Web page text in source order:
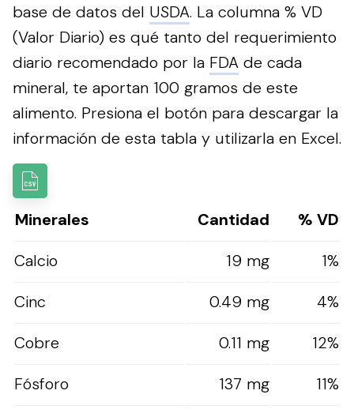
base de datos del USDA. La columna % VD
(Valor Diario) es qué tanto del requerimiento
diario recomendado por la FDA de cada
mineral, te aportan 100 gramos de este
alimento. Presiona el botón para descargar la
información de esta tabla y utilizarla en Excel.
Minerales Cantidad
% VD
Calcio
19 mg
1%
Cinc
0.49 mg
4%
Cobre
0.11 mg
12%
Fósforo
137 mg
11%